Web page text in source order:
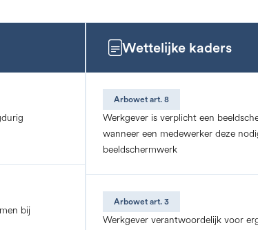
bij
Wettelijke kaders
Arbowet art. 8
Werkgever is verplicht een
wanneer een medewerker deze
beeldschermwerk
Arbowet art. 3
Werkgever verantwoordelijk voor